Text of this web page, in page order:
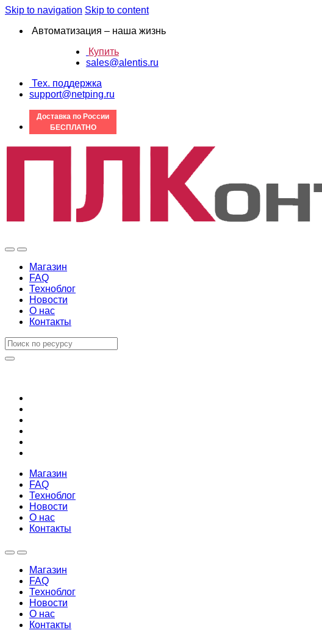
Skip to navigation Skip to content
Автоматизация – наша жизнь
Купить
sales@alentis.ru
Тех. поддержка
support@netping.ru
Доставка по России
БЕСПЛАТНО
Магазин
FAQ
Техноблог
Новости
О нас
Контакты
Магазин
FAQ
Техноблог
Новости
О нас
Контакты
Магазин
FAQ
Техноблог
Новости
О нас
Контакты